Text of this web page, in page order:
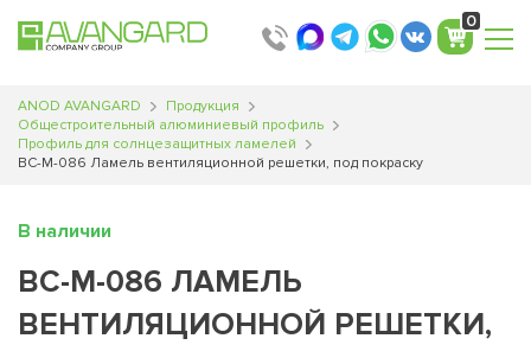
0
ANOD AVANGARD
Продукция
Общестроительный алюминиевый профиль
Профиль для солнцезащитных ламелей
ВС-М-086 Ламель вентиляционной решетки, под покраску
В наличии
ВС-М-086 ЛАМЕЛЬ
ВЕНТИЛЯЦИОННОЙ РЕШЕТКИ,